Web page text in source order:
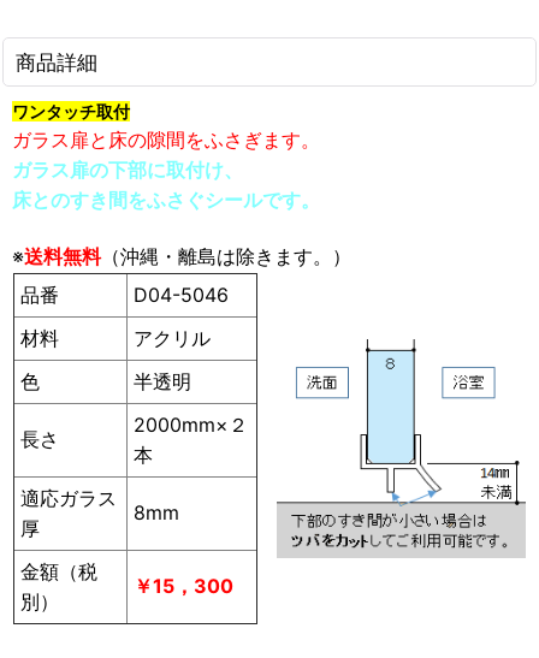
商品詳細
ワンタッチ取付
ガラス扉と床の隙間をふさぎます。
ガラス扉の下部に取付け、
床とのすき間をふさぐシールです。
※送料無料（沖縄・離島は除きます。）
品番
D04-5046
材料
アクリル
色
半透明
長さ
2000mm×２
本
適応ガラス
厚
8mm
金額（税
別）
￥15，300